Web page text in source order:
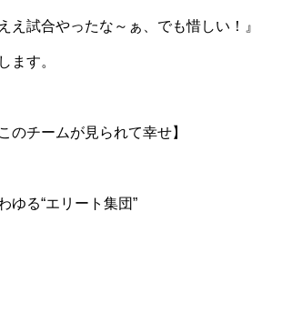
え試合やったな～ぁ、でも惜しい！』
ます。
のチームが見られて幸せ】
ゆる“エリート集団”